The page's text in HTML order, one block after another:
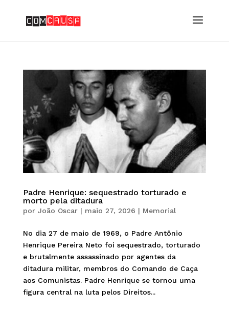
Padre Henrique: sequestrado torturado e
morto pela ditadura
por João Oscar| maio 27, 2026 | Memorial
No dia 27 de maio de 1969, o Padre Antônio
Henrique Pereira Neto foi sequestrado, torturado
e brutalmente assassinado por agentes da
ditadura militar, membros do Comando de Caça
aos Comunistas. Padre Henrique se tornou uma
figura central na luta pelos Direitos...